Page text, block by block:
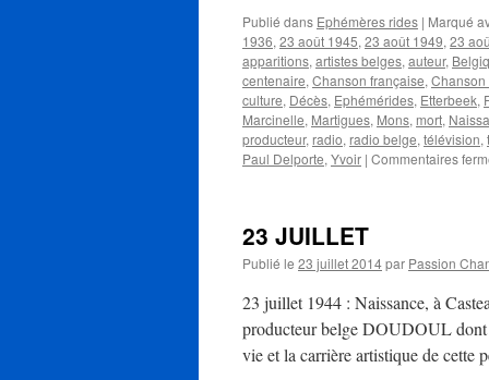
Publié dans Ephémères rides | Marqué
1936, 23 août 1945, 23 août 1949, 23
apparitions, artistes belges, auteur,
centenaire, Chanson française, Chanson
culture, Décès, Ephémérides, Etterbeek,
Marcinelle, Martigues, Mons, mort,
producteur, radio, radio belge, télévision,
Paul Delporte, Yvoir | Commentaires
23 JUILLET
Publié le 23 juillet 2014par Passion
23 juillet 1944 : Naissance, à
producteur belge DOUDOUL dont
vie et la carrière artistique de cette